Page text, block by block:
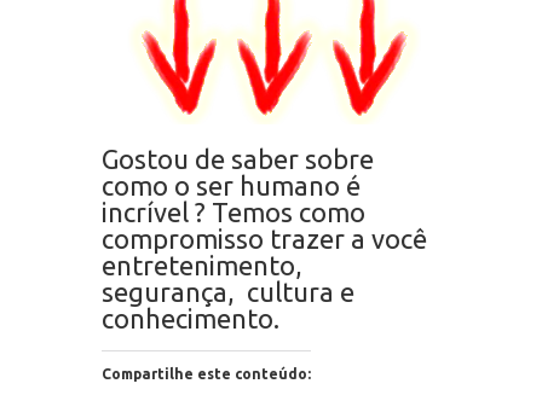
Gostou de saber sobre
como o ser humano é
incrível ? Temos como
compromisso trazer a você
entretenimento,
segurança, cultura e
conhecimento.
Compartilhe este conteúdo: